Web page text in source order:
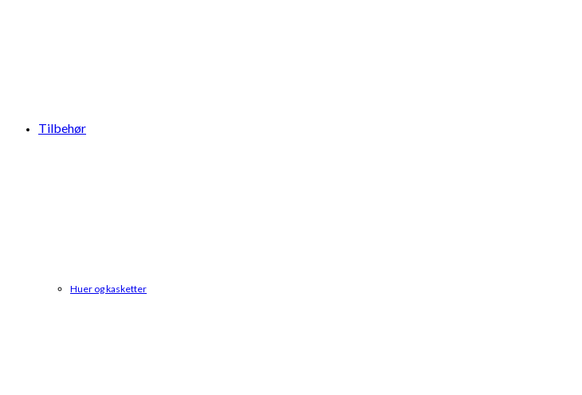
Tilbehør
Huer og kasketter